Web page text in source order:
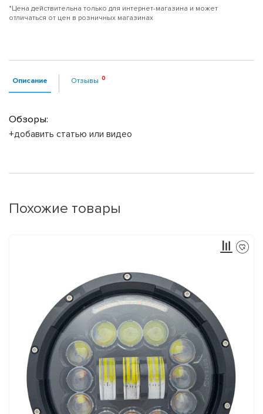
*Цена действительна только для интернет-магазина и может
отличаться от цен в розничных магазинах
Описание Отзывы
Обзоры:
+добавить статью или видео
Похожие товары